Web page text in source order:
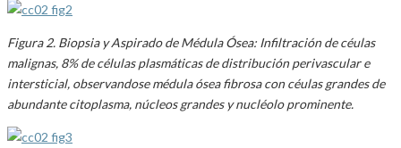
Figura 2. Biopsia y Aspirado de Médula Ósea: Infiltración de céulas
malignas, 8% de células plasmáticas de distribución perivascular e
intersticial, observandose médula ósea fibrosa con céulas grandes de
abundante citoplasma, núcleos grandes y nucléolo prominente.